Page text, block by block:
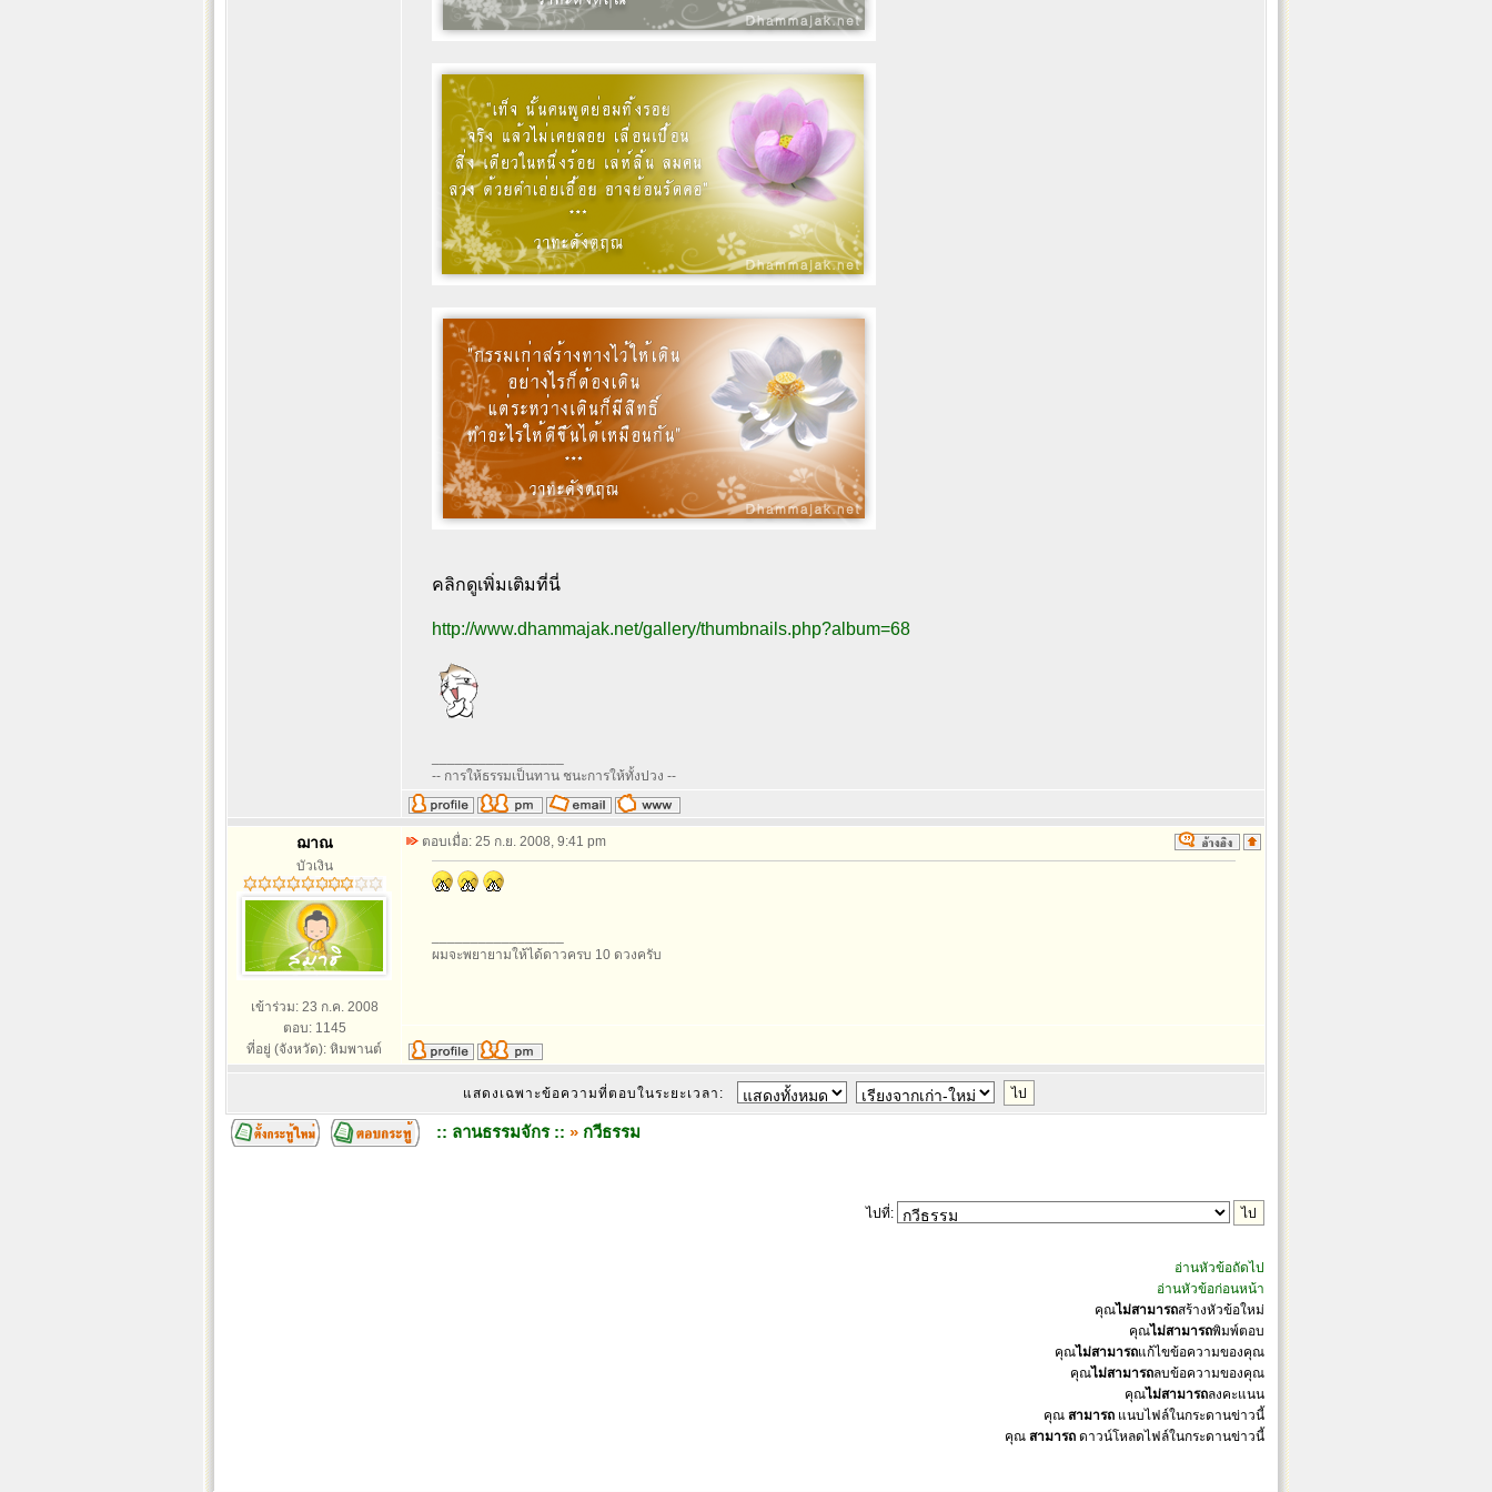
คลิกดูเพิ่มเติมที่นี่
http://www.dhammajak.net/gallery/thumbnails.php?album=68
-- การให้ธรรมเป็นทาน ชนะการให้ทั้งปวง --
ฌาณ
บัวเงิน
เข้าร่วม: 23 ก.ค. 2008
ตอบ: 1145
ที่อยู่ (จังหวัด): หิมพานต์
ตอบเมื่อ: 25 ก.ย. 2008, 9:41 pm
ผมจะพยายามให้ได้ดาวครบ 10 ดวงครับ
แสดงเฉพาะข้อความที่ตอบในระยะเวลา:
:: ลานธรรมจักร :: » กวีธรรม
ไปที่:
อ่านหัวข้อถัดไป
อ่านหัวข้อก่อนหน้า
คุณไม่สามารถสร้างหัวข้อใหม่
คุณไม่สามารถพิมพ์ตอบ
คุณไม่สามารถแก้ไขข้อความของคุณ
คุณไม่สามารถลบข้อความของคุณ
คุณไม่สามารถลงคะแนน
คุณ สามารถ แนบไฟล์ในกระดานข่าวนี้
คุณ สามารถ ดาวน์โหลดไฟล์ในกระดานข่าวนี้